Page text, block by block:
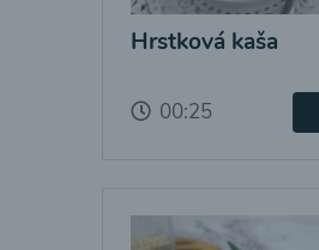
Hrstková kaša
00:25